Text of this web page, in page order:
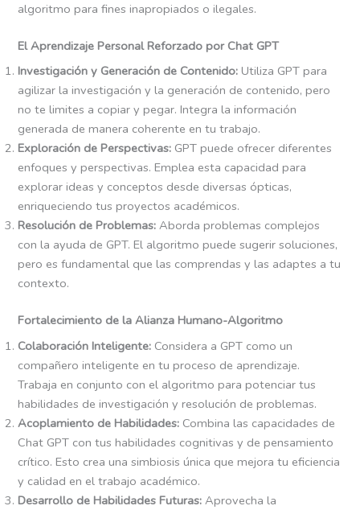
algoritmo para fines inapropiados o ilegales.
El Aprendizaje Personal Reforzado por Chat GPT
Investigación y Generación de Contenido: Utiliza GPT para
agilizar la investigación y la generación de contenido, pero
no te limites a copiar y pegar. Integra la información
generada de manera coherente en tu trabajo.
Exploración de Perspectivas: GPT puede ofrecer diferentes
enfoques y perspectivas. Emplea esta capacidad para
explorar ideas y conceptos desde diversas ópticas,
enriqueciendo tus proyectos académicos.
Resolución de Problemas: Aborda problemas complejos
con la ayuda de GPT. El algoritmo puede sugerir soluciones,
pero es fundamental que las comprendas y las adaptes a tu
contexto.
Fortalecimiento de la Alianza Humano-Algoritmo
Colaboración Inteligente: Considera a GPT como un
compañero inteligente en tu proceso de aprendizaje.
Trabaja en conjunto con el algoritmo para potenciar tus
habilidades de investigación y resolución de problemas.
Acoplamiento de Habilidades: Combina las capacidades de
Chat GPT con tus habilidades cognitivas y de pensamiento
crítico. Esto crea una simbiosis única que mejora tu eficiencia
y calidad en el trabajo académico.
Desarrollo de Habilidades Futuras: Aprovecha la